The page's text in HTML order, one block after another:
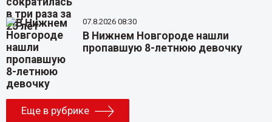
07.8.2026 08:30
В Нижнем Новгороде нашли
пропавшую 8-летнюю девочку
Еще в рубрике